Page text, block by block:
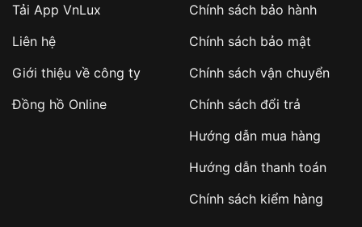
sản phẩm đặc biệt
hàng
Số tiền còn lại thanh toán khi nhận hàng hoặc
✔️ Đảm bảo xử lý đơn hàng nhanh chóng
✔️ Hạn chế tình trạng hủy đơn không mong
Tải App VnLux
Liên hệ
Giới thiệu về công ty
Đồng hồ Online
Chính sách bảo hành
Chính sách bảo mật
Chính sách vận chuyển
Chính sách đổi trả
Hướng dẫn mua hàng
Hướng dẫn thanh toán
Chính sách kiểm hàng